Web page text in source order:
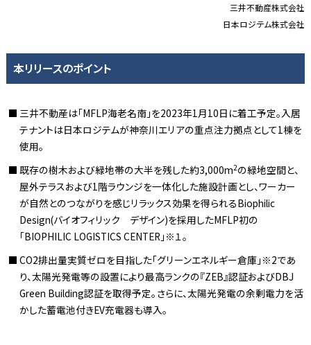
三井不動産株式会社
日本ロジテム株式会社
本リリースのポイント
三井不動産は「MFLP海老名南」を2023年1月10日に着工予定。入居
テナントは日本ロジテムが神奈川エリアの重点注力拠点として1棟を
使用。
既存の樹木および緑地帯の大半を残した約3,000m2の緑地空間と、
屋外テラスおよび1階ラウンジを一体化した施設計画とし、ワーカー
が自然とのつながりを感じリラックス効果を得られるBiophilic
Design(バイオフィリック デザイン)を採用したMFLP初の
「BIOPHILIC LOGISTICS CENTER」※１。
CO2排出量実質ゼロを目指した「グリーンエネルギー倉庫」※2であ
り、太陽光発電等の設置により最高ランクの『ZEB』認証およびDBJ
Green Building認証を取得予定。さらに、太陽光発電の余剰電力を活
かした蓄電池付きEV充電器も導入。